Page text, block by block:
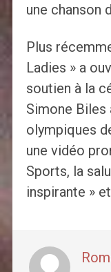
une chanson
Plus
Ladies » a
soutien à la
Simone Biles
olympiques
une vidéo
Sports, la
inspirante »